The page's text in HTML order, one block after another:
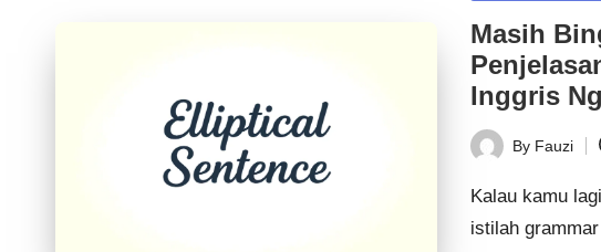
Masih
Inggris
By Fauzi
Kalau kamu
istilah